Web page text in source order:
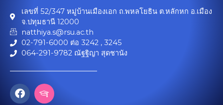
เลขที่ 52/347 หมู่บ้านเมืองเอก ถ.พหลโยธิน ต.หลักหก อ.เมือง
จ.ปทุมธานี 12000
natthiya.s@rsu.ac.th
02-791-6000 ต่อ 3242 , 3245
064-291-9782 ณัฐฐิญา สุดชานัง
F
a
I
c